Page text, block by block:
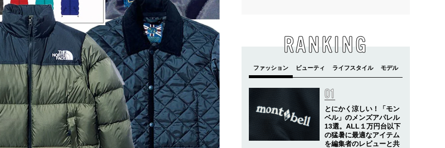
RANKING
とにかく涼しい！「モン
ベル」のメンズアパレル
13選。ALL１万円台以下
の猛暑に最適なアイテム
を編集者のレビューと共